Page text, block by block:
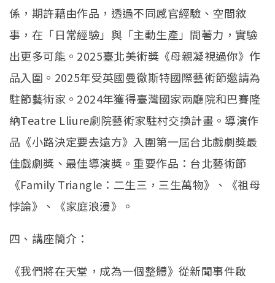
係，期許藉由作品，透過不同感官經驗、空間敘
事，在「日常經驗」與「主動生產」間著力，實驗
出更多可能。2025臺北美術獎《母親凝視過你》作
品入圍。2025年受英國曼徹斯特國際藝術節邀請為
駐節藝術家。2024年獲得臺灣國家兩廳院和巴賽隆
納Teatre Lliure劇院藝術家駐村交換計畫。導演作
品《小路決定要去遠方》入圍第一屆台北戲劇獎最
佳戲劇獎、最佳導演獎。重要作品：台北藝術節
《Family Triangle：二生三，三生萬物》、《祖母
悖論》、《家庭浪漫》。
四、講座簡介：
《我們將在天堂，成為一個整體》從新聞事件啟